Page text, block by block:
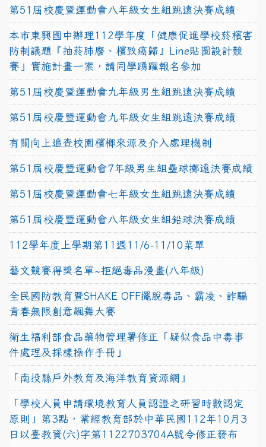
第51屆校慶暨運動會八年級女生組跳遠決賽成績
本市東興國中辦理112學年度「健康促進學校菸檳害
防制議題『抽菸肺廢、檳致癌歸』Line貼圖設計競
賽」實施計畫一案，請同學踴躍報名參加
第51屆校慶暨運動會九年級男生組跳遠決賽成績
第51屆校慶暨運動會九年級女生組跳遠決賽成績
有關向上追查校園檳榔來源及介入處理機制
第51屆校慶暨運動會7年級男生組壘球擲遠決賽成績
第51屆校慶暨運動會七年級女生組跳遠決賽成績
第51屆校慶暨運動會八年級女生組鉛球決賽成績
112學年度上學期第11週11/6-11/10菜單
藝文競賽得獎名單~拒絕毒品漫畫(八年級)
全民國防教育暨SHAKE OFF擺脫毒品、霸凌、詐騙
青春無限創意飆舞大賽
衛生福利部食品藥物管理署修正「疑似食品中毒事
件處理及採樣操作手冊」
「南投縣戶外教育及海洋教育資源網」
「學校人員申請環境教育人員認證之研習時數認定
原則」第3點，業經教育部於中華民國112年10月3
日以臺教資(六)字第1122703704A號令修正發布